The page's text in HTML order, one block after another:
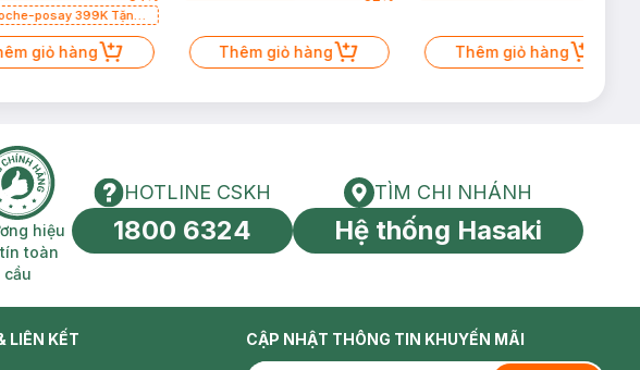
posay 399K Tặng
có hạn)giỏ hàng Thêm giỏ hàng Thêm giỏ hàng
Thương hiệu uy tín toàn cầu
hiệu
toàn
cầu
HOTLINE CSKH
HOTLINE CSKH
1800 6324
Tìm chi nhánh
TÌM CHI NHÁNH
Hệ thống Hasaki
LIÊN KẾT CẬP NHẬT THÔNG TIN KHUYẾN MÃI